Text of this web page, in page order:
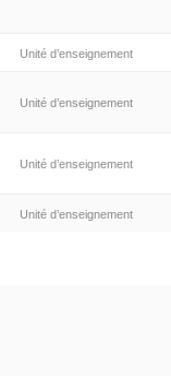
Unité d’enseignement
Unité d’enseignement
Unité d’enseignement
Unité d’enseignement